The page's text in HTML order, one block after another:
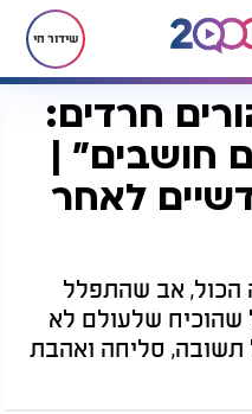
שידור חי
סדרות הדיגיטל של ערוץ 2000 פרשה בדקהחרדים:
חושבים" |
לאחר
הכול, אב שהתפלל
שלעולם לא
תשובה, סליחה ואהבת